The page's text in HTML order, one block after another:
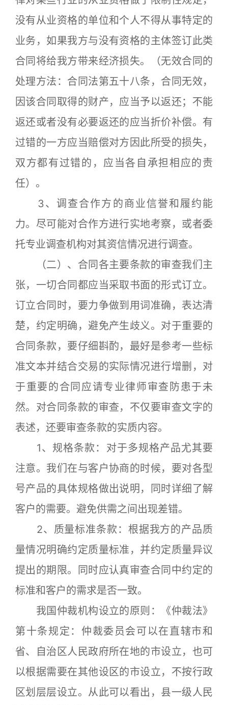
没有从业资格的单位和个人不得从事特定的
业务，如果我方与没有资格的主体签订此类
合同将给我方带来经济损失。（无效合同的
处理方法：合同法第五十八条，合同无效，
因该合同取得的财产，应当予以返还；不能
返还或者没有必要返还的应当折价补偿。有
过错的一方应当赔偿对方因此所受的损失，
双方都有过错的，应当各自承担相应的责
任）。
3、调查合作方的商业信誉和履约能
力。尽可能对合作方进行实地考察，或者委
托专业调查机构对其资信情况进行调查。
（二）、合同各主要条款的审查我们主
张，一切合同都应当采取书面的形式订立。
订立合同时，要力争做到用词准确，表达清
楚，约定明确，避免产生歧义。对于重要的
合同条款，要仔细斟酌，最好是参考一些标
准文本并结合交易的实际情况进行增删，对
于重要的合同应请专业律师审查防患于未
然。对合同条款的审查，不仅要审查文字的
表述，还要审查条款的实质内容。
1、规格条款：对于多规格产品尤其要
注意。我们在与客户协商的时候，要对各型
号产品的具体规格做出说明，同时详细了解
客户的需要。避免供需之间出现差错。
2、质量标准条款：根据我方的产品质
量情况明确约定质量标准，并约定质量异议
提出的期限。同时应认真审查合同中约定的
标准和客户的需求是否一致。
我国仲裁机构设立的原则：《仲裁法》
第十条规定：仲裁委员会可以在直辖市和
省、自治区人民政府所在地的市设立，也可
以根据需要在其他设区的市设立，不按行政
区划层层设立。从此可以看出，县一级人民